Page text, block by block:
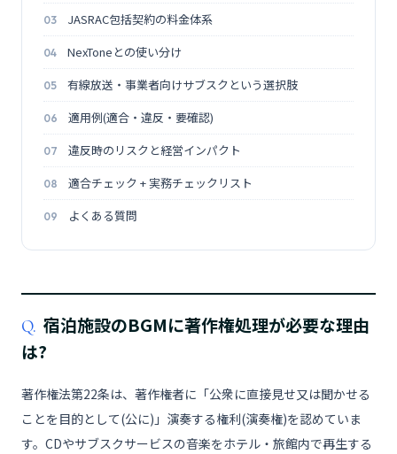
JASRAC包括契約の料金体系
NexToneとの使い分け
有線放送・事業者向けサブスクという選択肢
適用例(適合・違反・要確認)
違反時のリスクと経営インパクト
適合チェック + 実務チェックリスト
よくある質問
Q. 宿泊施設のBGMに著作権処理が必要な理由
は?
著作権法第22条は、著作権者に「公衆に直接見せ又は聞かせる
ことを目的として(公に)」演奏する権利(演奏権)を認めていま
す。CDやサブスクサービスの音楽をホテル・旅館内で再生する